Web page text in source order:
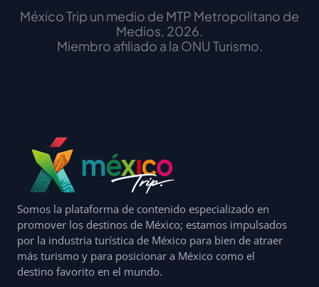
México Trip un medio de MTP Metropolitano de
Medios, 2026.
Miembro afiliado a la ONU Turismo.
Somos la plataforma de contenido especializado en
promover los destinos de México; estamos impulsados
por la industria turística de México para bien de atraer
más turismo y para posicionar a México como el
destino favorito en el mundo.